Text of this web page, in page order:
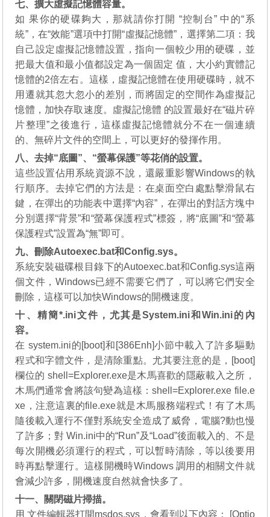
七、擴大虛擬記憶體容量。
如 果你的硬碟夠大，那就請你打開 “控制台” 中的“系
統”，在“效能”選項中打開“虛擬記憶體”，選擇第二項：我
自己設定虛擬記憶體設置，指向一個較少用的硬碟，並
把最大值和最小值都設定為一個固定 值，大小約實體記
憶體的2倍左右。這樣，虛擬記憶體在使用硬碟時，就不
用遷就其忽大忽小的差別，而將固定的空間作為虛擬記
憶體，加快存取速度。虛擬記憶體 的設置最好在“磁片碎
片整理”之後進行，這樣虛擬記憶體就分不在一個連續
的、無碎片文件的空間上，可以更好的發揮作用。
八、去掉“底圖”、“螢幕保護”等花俏的設置。
這些設置佔用系統資源不說，還嚴重影響Windows的執
行順序。去掉它們的方法是：在桌面空白處點擊滑鼠右
鍵，在彈出的功能表中選擇“內容”，在彈出的對話方塊中
分別選擇“背景”和“螢幕保護程式”標簽，將“底圖”和“螢幕
保護程式”設置為“無”即可。
九、刪除Autoexec.bat和Config.sys。
系統安裝磁碟根目錄下的Autoexec.bat和Config.sys這兩
個文件，Windows已經不需要它們了，可以將它們安全
刪除，這樣可以加快Windows的開機速度。
十、精簡*.ini文件，尤其是System.ini和Win.ini的內
容。
在 system.ini的[boot]和[386Enh]小節中載入了許多驅動
程式和字體文件，是清除重點。尤其要注意的是，[boot]
欄位的 shell=Explorer.exe是木馬喜歡的隱蔽載入之所，
木馬們通常會將該句變為這樣：shell=Explorer.exe file.e
xe，注意這裏的file.exe就是木馬服務端程式！有了木馬
隨後載入運行不僅對系統安全造成了威脅，電腦?動也慢
了許多；對 Win.ini中的“Run”及“Load”後面載入的、不是
每次開機必須運行的程式，可以暫時清除，等以後要用
時再點擊運行。這樣開機時Windows 調用的相關文件就
會減少許多，開機速度自然就會快多了。
十一、關閉磁片掃描。
用 文件編輯器打開msdos.sys，會看到以下內容： [Optio